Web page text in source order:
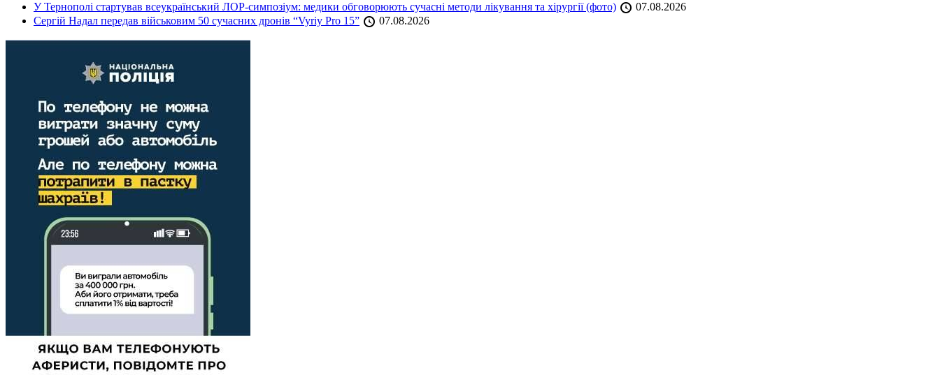
У Тернополі стартував всеукраїнський ЛОР-симпозіум: медики обговорюють сучасні методи лікування та хірургії (фото)
07.08.2026
Сергій Надал передав військовим 50 сучасних дронів “Vyriy Pro 15”
07.08.2026